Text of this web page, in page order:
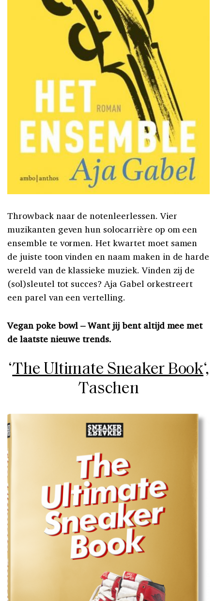
Throwback naar de notenleerlessen.Vier
muzikanten geven hun solocarrière op om een
ensemble te vormen. Hetkwartet moet samen
de juiste toon vinden en naam maken in de harde
wereld van de klassieke muziek. Vinden zij de
(sol)sleutel tot succes? Aja Gabel orkestreert
een parel van een vertelling.
Vegan poke bowl –Want jij bent altijd mee met
de laatste nieuwe trends.
‘The Ultimate Sneaker Book‘,
Taschen